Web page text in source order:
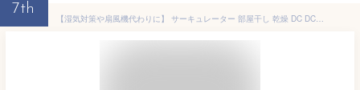
7th
【湿気対策や扇風機代わりに】 サーキュレーター 部屋干し 乾燥 DC DCモーター 扇風機 3D 360度回転 首振り静音 リモコン ペット 分解 できる 掃除 しやすい サーキュレーター 上下左右自動首振り 扇風機 省エネ タイマー 小型 卓上 強力 強風 30畳 32畳 Qurra